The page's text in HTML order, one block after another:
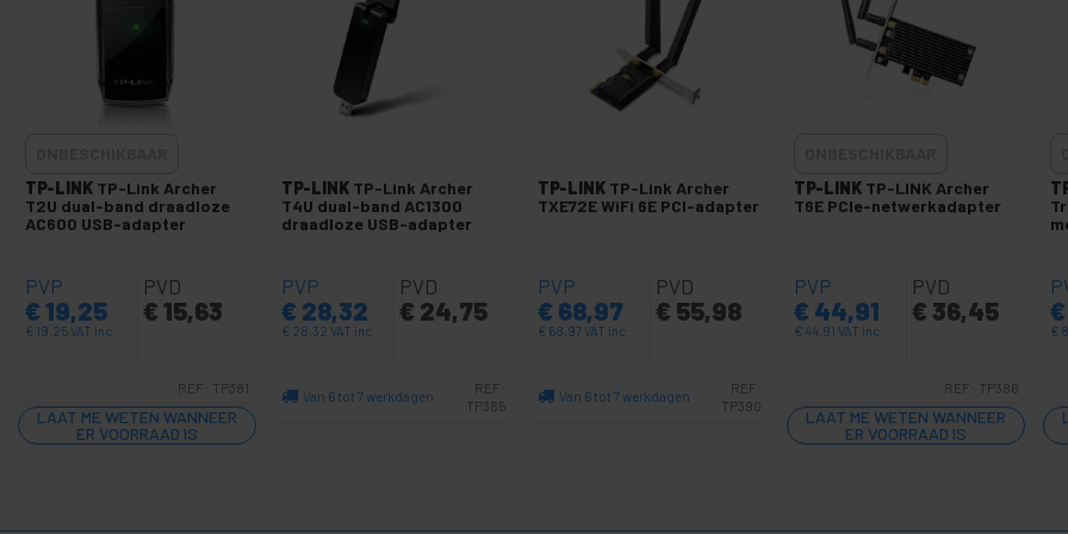
Mifi-netwerk
Netwerk via elektrisch netwerk (PLC, HomePlug, PowerLine)
Mesh wifi-systeem voor het hele huis
SCSI-kaarten en accessoires
+
Ubiquiti-netwerken
+
en
servers
+
Audio
Verlichting
en geluid
+
Tools en
TP-LINK TP-Link Archer
T2U dual-band draadloze
AC600 USB-adapter
PVP
€ 19,25
€ 19,25VAT inc.
PVD
€ 15,63
REF: TP381
LAAT ME WETEN WANNEER
ER VOORRAAD IS
TP-LINK TP-Link Archer
T4U dual-band AC1300
draadloze USB-adapter
PVP
€ 28,32
€ 28,32 VAT inc.
PVD
€ 24,75
Van 6 tot 7 werkdagen
REF:
TP385
TP-LINK TP-Link Archer
TXE72E WiFi 6E PCI-adapter
PVP
€ 68,97
€ 68,97VAT inc.
PVD
€ 55,98
Van 6 tot 7 werkdagen
REF:
TP390
TP-LINK TP-LINK Archer
T6E PCIe-netwerkadapter
PVP
€ 44,91
€ 44,91 VAT inc.
PVD
€ 36,45
REF: TP386
LAAT ME WETEN WANNEER
ER VOORRAAD IS
€
€